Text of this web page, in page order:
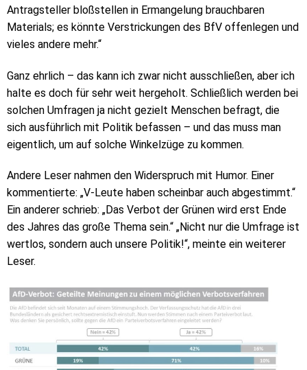
Antragsteller bloßstellen in Ermangelung brauchbaren
Materials; es könnte Verstrickungen des BfV offenlegen und
vieles andere mehr.“
Ganz ehrlich – das kann ich zwar nicht ausschließen, aber ich
halte es doch für sehr weit hergeholt. Schließlich werden bei
solchen Umfragen ja nicht gezielt Menschen befragt, die
sich ausführlich mit Politik befassen – und das muss man
eigentlich, um auf solche Winkelzüge zu kommen.
Andere Leser nahmen den Widerspruch mit Humor. Einer
kommentierte: „V-Leute haben scheinbar auch abgestimmt.“
Ein anderer schrieb: „Das Verbot der Grünen wird erst Ende
des Jahres das große Thema sein.“ „Nicht nur die Umfrage ist
wertlos, sondern auch unsere Politik!“, meinte ein weiterer
Leser.